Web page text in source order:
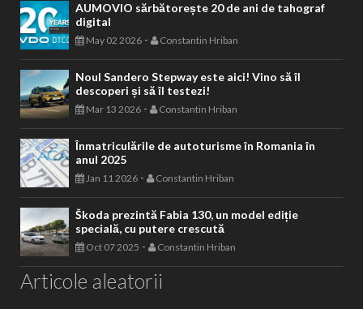
AUMOVIO sărbătorește 20 de ani de tahograf
digital
May 02 2026 - Constantin Hriban
Noul Sandero Stepway este aici! Vino să îl
descoperi și să îl testezi!
Mar 13 2026 - Constantin Hriban
Înmatriculările de autoturisme în Romania în
anul 2025
Jan 11 2026 - Constantin Hriban
Škoda prezintă Fabia 130, un model ediție
specială, cu putere crescută
Oct 07 2025 - Constantin Hriban
Articole aleatorii